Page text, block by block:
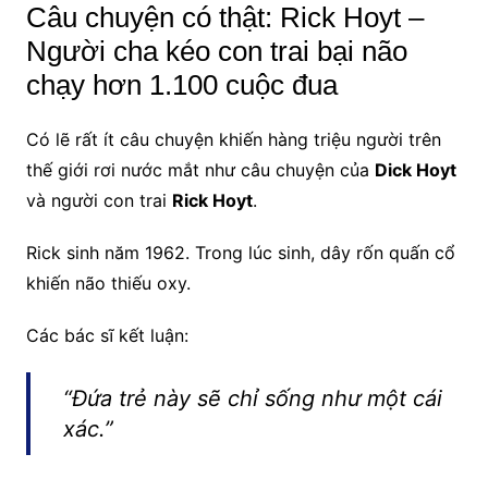
Câu chuyện có thật: Rick Hoyt –
Người cha kéo con trai bại não
chạy hơn 1.100 cuộc đua
Có lẽ rất ít câu chuyện khiến hàng triệu người trên
thế giới rơi nước mắt như câu chuyện của Dick Hoyt
và người con trai Rick Hoyt.
Rick sinh năm 1962. Trong lúc sinh, dây rốn quấn cổ
khiến não thiếu oxy.
Các bác sĩ kết luận:
“Đứa trẻ này sẽ chỉ sống như một cái
xác.”